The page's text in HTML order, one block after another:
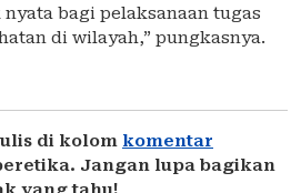
bagi pelaksanaan tugas
di wilayah,” pungkasnya.
di kolom komentar
Jangan lupa bagikan